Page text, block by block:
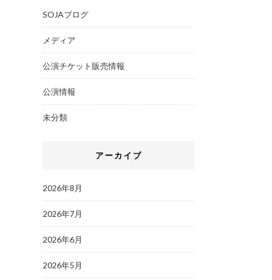
SOJAブログ
メディア
公演チケット販売情報
公演情報
未分類
アーカイブ
2026年8月
2026年7月
2026年6月
2026年5月